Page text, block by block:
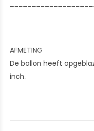
AFMETING
De ballon heeft
inch.